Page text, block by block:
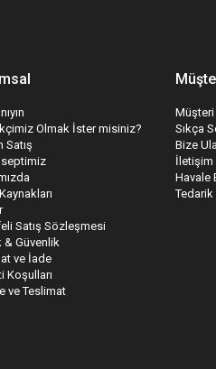
Olmak İster misiniz?
Satış
Satış Sözleşmesi
& Güvenlik
ve İade
Koşulları
ve Teslimat
Sıkça
Bize
İletişim
Havale
Tedarik